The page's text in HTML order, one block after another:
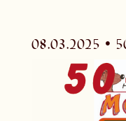
08.03.2025 •